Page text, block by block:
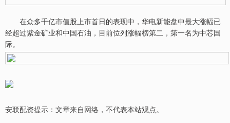
在众多千亿市值股上市首日的表现中，华电新能盘中最大涨幅已
经超过紫金矿业和中国石油，目前位列涨幅榜第二，第一名为中芯国
际。
安联配资提示：文章来自网络，不代表本站观点。